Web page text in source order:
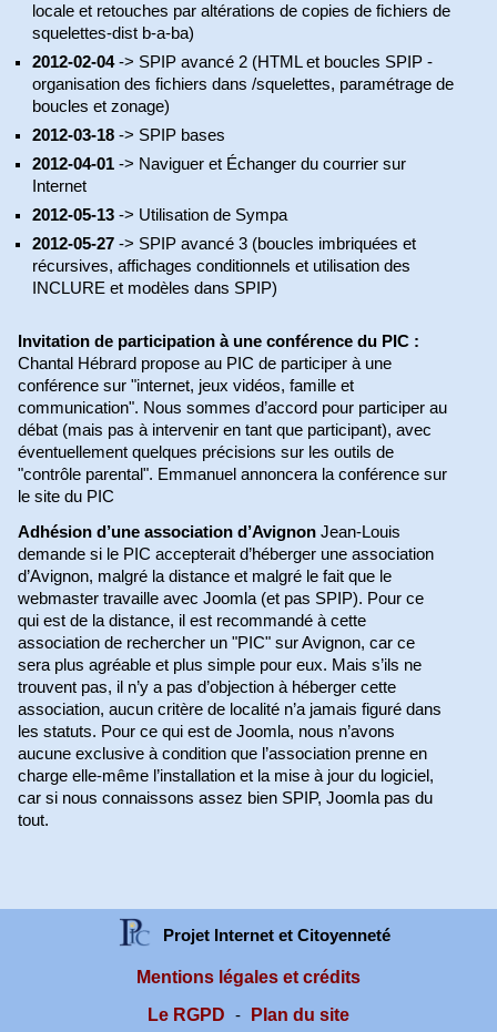
locale et retouches par altérations de copies de fichiers de
squelettes-dist b-a-ba)
2012-02-04-> SPIP avancé 2 (HTML et boucles SPIP -
organisation des fichiers dans /squelettes, paramétrage de
boucles et zonage)
2012-03-18 -> SPIP bases
2012-04-01 -> Naviguer et Échanger du courrier sur
Internet
2012-05-13 -> Utilisation de Sympa
2012-05-27-> SPIP avancé 3 (boucles imbriquées et
récursives, affichages conditionnels et utilisation des
INCLURE et modèles dans SPIP)
Invitation de participation à une conférence du PIC :
Chantal Hébrard propose au PIC de participer à une
conférence sur "internet, jeux vidéos, famille et
communication". Nous sommes d’accord pour participer au
débat (mais pas à intervenir en tant que participant), avec
éventuellement quelques précisions sur les outils de
"contrôle parental". Emmanuel annoncera la conférence sur
le site du PIC
Adhésion d’une association d’Avignon Jean-Louis
demande si le PIC accepterait d’héberger une association
d’Avignon, malgré la distance et malgré le fait que le
webmaster travaille avec Joomla (et pas SPIP). Pour ce
qui est de la distance, il est recommandé à cette
association de rechercher un "PIC" sur Avignon, car ce
sera plus agréable et plus simple pour eux. Mais s’ils ne
trouvent pas, il n’y a pas d’objection à héberger cette
association, aucun critère de localité n’a jamais figuré dans
les statuts. Pour ce qui est de Joomla, nous n’avons
aucune exclusive à condition que l’association prenne en
charge elle-même l’installation et la mise à jour du logiciel,
car si nous connaissons assez bien SPIP, Joomla pas du
tout.
Projet Internet et Citoyenneté
Mentions légales et crédits
Le RGPD
- Plan du site